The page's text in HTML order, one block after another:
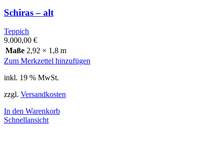
Schiras – alt
Teppich
9.000,00 €
Maße 2,92 × 1,8 m
Zum Merkzettel hinzufügen
inkl. 19 % MwSt.
zzgl. Versandkosten
In den Warenkorb
Schnellansicht